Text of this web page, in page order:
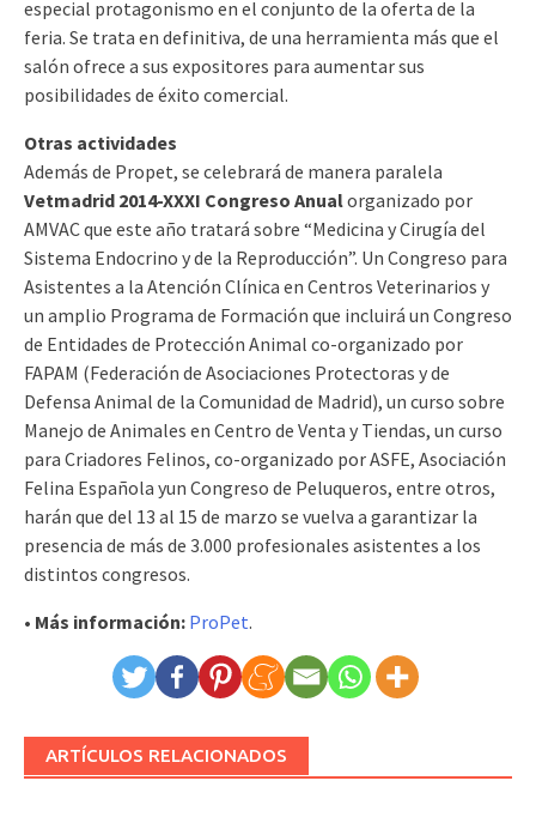
especial protagonismo en el conjunto de la oferta de la
feria. Se trata en definitiva, de una herramienta más que el
salón ofrece a sus expositores para aumentar sus
posibilidades de éxito comercial.
Otras actividades
Además de Propet, se celebrará de manera paralela
Vetmadrid 2014-XXXI Congreso Anualorganizado por
AMVAC que este año tratará sobre “Medicina y Cirugía del
Sistema Endocrino y de la Reproducción”. Un Congreso para
Asistentes a la Atención Clínica en Centros Veterinarios y
un amplio Programa de Formación que incluirá un Congreso
de Entidades de Protección Animal co-organizado por
FAPAM (Federación de Asociaciones Protectoras y de
Defensa Animal de la Comunidad de Madrid), un curso sobre
Manejo de Animales en Centro de Venta y Tiendas, un curso
para Criadores Felinos, co-organizado por ASFE, Asociación
Felina Española yun Congreso de Peluqueros, entre otros,
harán que del 13 al 15 de marzo se vuelva a garantizar la
presencia de más de 3.000 profesionales asistentes a los
distintos congresos.
• Más información: ProPet.
ARTÍCULOS RELACIONADOS